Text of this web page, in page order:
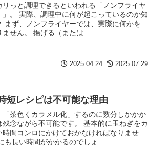
っと調理できるといわれる「ノンフライヤ
。 実際、調理中に何が起こっているのか知
まず、ノンフライヤーでは、実際に何かを
せん。 揚げる（または...
2025.04.24 2025.07.29
短レシピは不可能な理由
茶色くカラメル化」するのに数分しかかか
念ながら不可能です。 基本的に玉ねぎをカ
間コンロにかけておかなければなりませ
も長い時間がかかるのでしょ...